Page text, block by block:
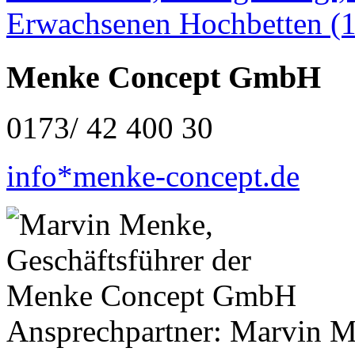
Menke Concept GmbH
0173/ 42 400 30
info*menke-concept.de
Ansprechpartner: Marvin